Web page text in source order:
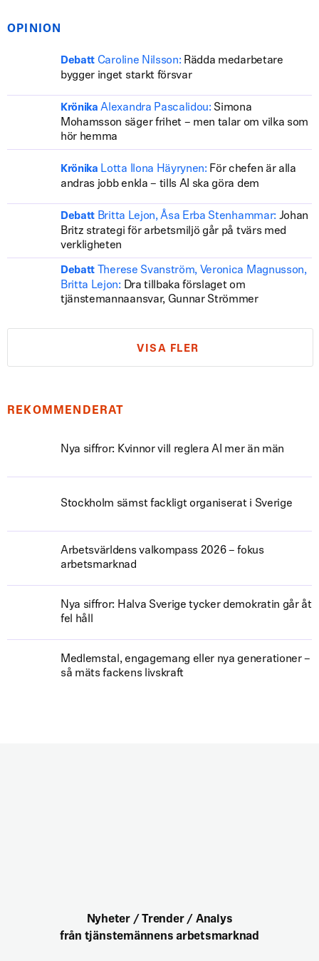
OPINION
Debatt Caroline Nilsson: Rädda medarbetare
bygger inget starkt försvar
Krönika Alexandra Pascalidou: Simona
Mohamsson säger frihet – men talar om vilka som
hör hemma
Krönika Lotta Ilona Häyrynen: För chefen är alla
andras jobb enkla – tills AI ska göra dem
Debatt Britta Lejon, Åsa Erba Stenhammar: Johan
Britz strategi för arbetsmiljö går på tvärs med
verkligheten
Debatt
Therese Svanström, Veronica Magnusson,
Britta Lejon: Dra tillbaka förslaget om
tjänstemannaansvar, Gunnar Strömmer
VISA FLER
REKOMMENDERAT
Nya siffror: Kvinnor vill reglera AI mer än män
Stockholm sämst fackligt organiserat i Sverige
Arbetsvärldens valkompass 2026 – fokus
arbetsmarknad
Nya siffror: Halva Sverige tycker demokratin går åt
fel håll
Medlemstal, engagemang eller nya generationer –
så mäts fackens livskraft
Nyheter / Trender / Analys
från tjänstemännens arbetsmarknad